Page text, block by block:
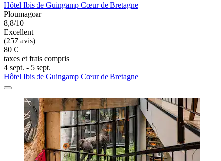
Hôtel Ibis de Guingamp Cœur de Bretagne
Ploumagoar
8,8/10
Excellent
(257 avis)
80 €
taxes et frais compris
4 sept. - 5 sept.
Hôtel Ibis de Guingamp Cœur de Bretagne